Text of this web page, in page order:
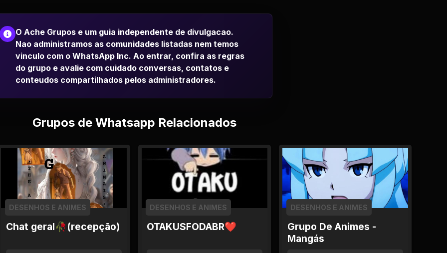
O Ache Grupos e um guia independente de divulgacao.
Nao administramos as comunidades listadas nem temos
vinculo com o WhatsApp Inc. Ao entrar, confira as regras
do grupo e avalie com cuidado conversas, contatos e
conteudos compartilhados pelos administradores.
Grupos de Whatsapp Relacionados
Chat geral🥀(recepção)
DESENHOS E ANIMES
OTAKUSFODABR❤
DESENHOS E ANIMES
Grupo De Animes -
Mangás
DESENHOS E ANIMES